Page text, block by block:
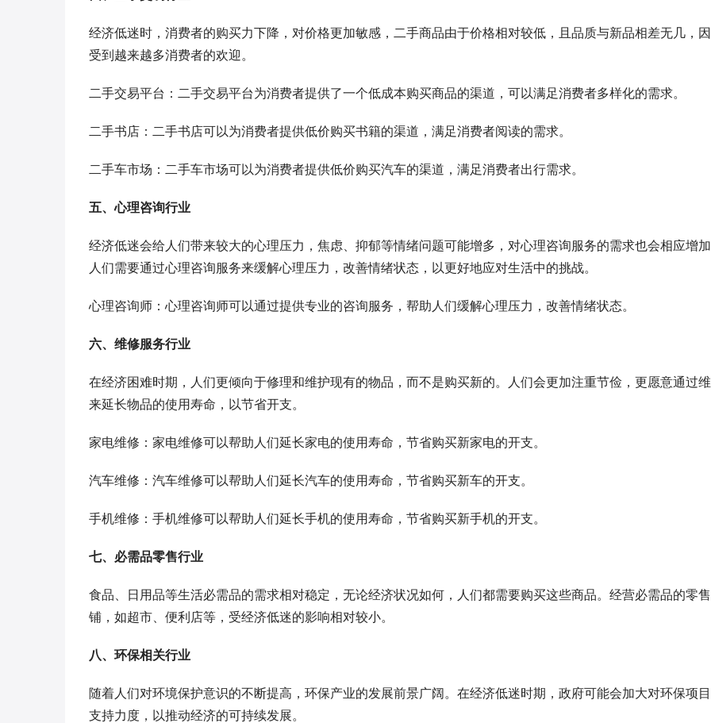
经济低迷时，消费者的购买力下降，对价格更加敏感，二手商品由于价格相对较低，且品质与新品相差无几，
受到越来越多消费者的欢迎。
二手交易平台：二手交易平台为消费者提供了一个低成本购买商品的渠道，可以满足消费者多样化的需求。
二手书店：二手书店可以为消费者提供低价购买书籍的渠道，满足消费者阅读的需求。
二手车市场：二手车市场可以为消费者提供低价购买汽车的渠道，满足消费者出行需求。
五、心理咨询行业
经济低迷会给人们带来较大的心理压力，焦虑、抑郁等情绪问题可能增多，对心理咨询服务的需求也会相应增
人们需要通过心理咨询服务来缓解心理压力，改善情绪状态，以更好地应对生活中的挑战。
心理咨询师：心理咨询师可以通过提供专业的咨询服务，帮助人们缓解心理压力，改善情绪状态。
六、维修服务行业
在经济困难时期，人们更倾向于修理和维护现有的物品，而不是购买新的。人们会更加注重节俭，更愿意通过
来延长物品的使用寿命，以节省开支。
家电维修：家电维修可以帮助人们延长家电的使用寿命，节省购买新家电的开支。
汽车维修：汽车维修可以帮助人们延长汽车的使用寿命，节省购买新车的开支。
手机维修：手机维修可以帮助人们延长手机的使用寿命，节省购买新手机的开支。
七、必需品零售行业
食品、日用品等生活必需品的需求相对稳定，无论经济状况如何，人们都需要购买这些商品。经营必需品的零
铺，如超市、便利店等，受经济低迷的影响相对较小。
八、环保相关行业
随着人们对环境保护意识的不断提高，环保产业的发展前景广阔。在经济低迷时期，政府可能会加大对环保项
支持力度，以推动经济的可持续发展。